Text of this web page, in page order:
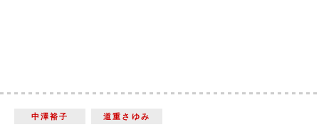
中澤裕子 道重さゆみ